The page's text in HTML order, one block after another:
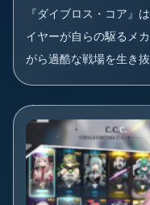
『ダイブロス・コア』
イヤーが自らの駆るメ
がら過酷な戦場を生き
す。重厚な世界...